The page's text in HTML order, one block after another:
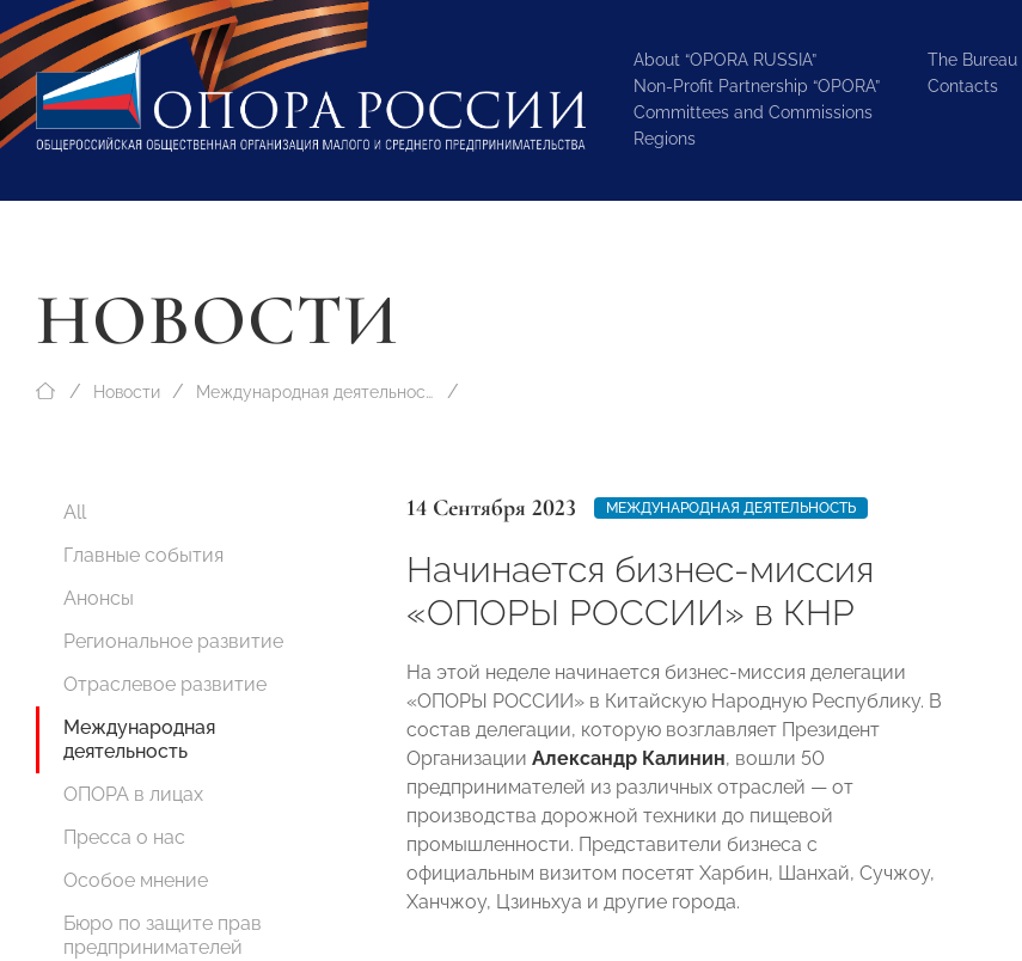
About “OPORA RUSSIA”
Non-Profit Partnership “OPORA”
Committees and Commissions
Regions
The
Contacts
НОВОСТИ
Новости Международная деятельность
All
Главные события
Анонсы
Региональное развитие
Отраслевое развитие
Международная
деятельность
ОПОРА в лицах
Пресса о нас
Особое мнение
Бюро по защите прав
предпринимателей
14 Сентября 2023 МЕЖДУНАРОДНАЯ ДЕЯТЕЛЬНОСТЬ
Начинается бизнес-миссия
«ОПОРЫ РОССИИ» в КНР
На этой неделе начинается бизнес-миссия делегации
«ОПОРЫ РОССИИ» в Китайскую Народную Республику. В
состав делегации, которую возглавляет Президент
Организации Александр Калинин, вошли 50
предпринимателей из различных отраслей — от
производства дорожной техники до пищевой
промышленности. Представители бизнеса с
официальным визитом посетят Харбин, Шанхай, Сучжоу,
Ханчжоу, Цзиньхуа и другие города.